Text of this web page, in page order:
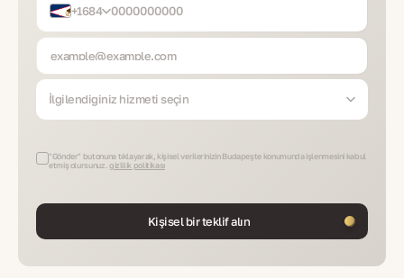
+1684
İlgilendiğiniz hizmeti seçin
"Gönder" butonuna tıklayarak, kişisel verilerinizin Budapeşte konumunda işlenmesini kabul
etmiş olursunuz.gizlilik politikası
Kişisel bir teklif alın